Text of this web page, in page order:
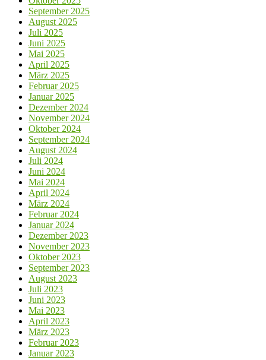
September 2025
August 2025
Juli 2025
Juni 2025
Mai 2025
April 2025
März 2025
Februar 2025
Januar 2025
Dezember 2024
November 2024
Oktober 2024
September 2024
August 2024
Juli 2024
Juni 2024
Mai 2024
April 2024
März 2024
Februar 2024
Januar 2024
Dezember 2023
November 2023
Oktober 2023
September 2023
August 2023
Juli 2023
Juni 2023
Mai 2023
April 2023
März 2023
Februar 2023
Januar 2023